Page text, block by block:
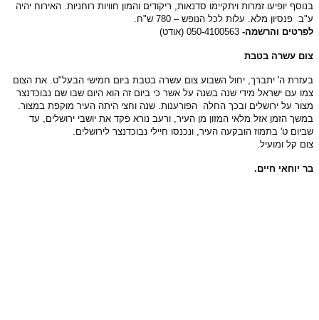
בנוסף יופיעו זמרות ויתקיימו סדנאות, ריקודים והמון חוויות רוחניות. האירוח יהיה
ע"ב פנסיון מלא. עלות לכל הנופש – 780 ש"ח.
לפרטים והרשמה-
050-4100563 (אודט)
צום עשרה בטבת
בעזרת ה' יתברך, יחול השבוע צום עשרה בטבת ביום חמישי הבעל"ט. את הצום
צמו עם ישראל מידי שנה בשנה על אשר כי ביום זה הוא היום שבו שם נבוכדנצר
מצור על ירושלים ובכך החלה הפורענות. שנה וחצי היתה העיר מוקפת במצור.
במשך הזמן אזל מלאי המזון מן העיר, ורעב נורא פקד את יושבי ירושלים, עד
שביום ט' בתמוז הובקעה העיר, ונכנסו חיילי נבוכדנצר לירושלים.
צום קל ומועיל.
בר יוחאי חיים.